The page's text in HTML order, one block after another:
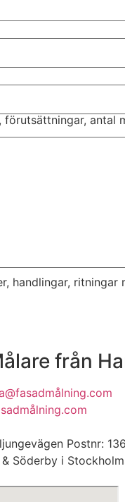
förutsättningar, antal
handlingar, ritningar
från
Postnr:
Söderby i